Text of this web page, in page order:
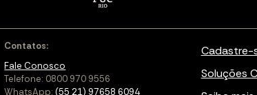
Contatos:
Fale Conosco
Telefone: 0800 970 9556
WhatsApp:(55 21) 97658 6094
Cadastre-
Soluções